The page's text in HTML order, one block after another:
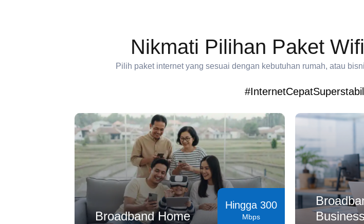
Nikmati Pilihan Paket
Pilih paket internet yang sesuai dengan kebutuhan rumah, atau
Broadband Home
Hingga 300
Mbps